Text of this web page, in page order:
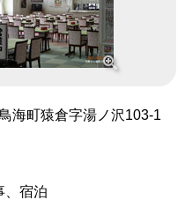
海町猿倉字湯ノ沢103-1
、宿泊